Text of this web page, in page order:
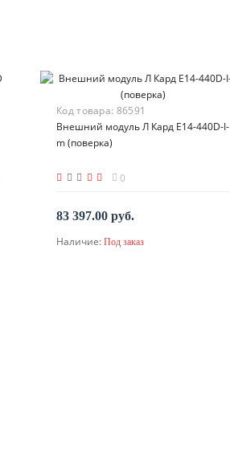
Код товара: 86591
Внешний модуль Л Кард E14-440D-I-
m (поверка)
0
83 397.00 руб.
По запросу
Наличие: Под заказ